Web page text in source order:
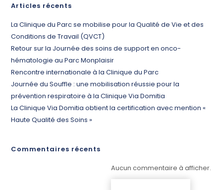
Articles récents
La Clinique du Parc se mobilise pour la Qualité de Vie et des
Conditions de Travail (QVCT)
Retour sur la Journée des soins de support en onco-
hématologie au Parc Monplaisir
Rencontre internationale à la Clinique du Parc
Journée du Souffle : une mobilisation réussie pour la
prévention respiratoire à la Clinique Via Domitia
La Clinique Via Domitia obtient la certification avec mention «
Haute Qualité des Soins »
Commentaires récents
Aucun commentaire à afficher.